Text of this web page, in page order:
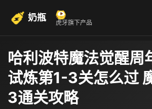
奶瓶 虎牙旗下产品
哈利波特魔法觉醒周
试炼第1-3关怎么过
3通关攻略